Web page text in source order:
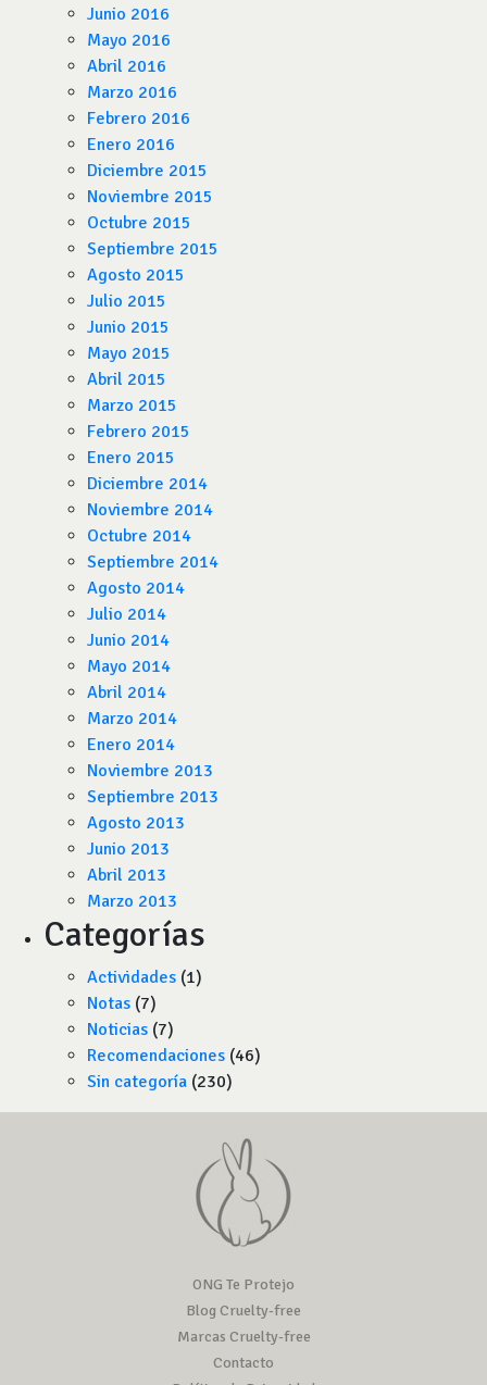
Junio 2016
Mayo 2016
Abril 2016
Marzo 2016
Febrero 2016
Enero 2016
Diciembre 2015
Noviembre 2015
Octubre 2015
Septiembre 2015
Agosto 2015
Julio 2015
Junio 2015
Mayo 2015
Abril 2015
Marzo 2015
Febrero 2015
Enero 2015
Diciembre 2014
Noviembre 2014
Octubre 2014
Septiembre 2014
Agosto 2014
Julio 2014
Junio 2014
Mayo 2014
Abril 2014
Marzo 2014
Enero 2014
Noviembre 2013
Septiembre 2013
Agosto 2013
Junio 2013
Abril 2013
Marzo 2013
Categorías
Actividades (1)
Notas (7)
Noticias (7)
Recomendaciones (46)
Sin categoría (230)
ONG Te Protejo
Blog Cruelty-free
Marcas Cruelty-free
Contacto